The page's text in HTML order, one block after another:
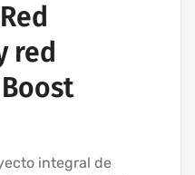
red
integral de